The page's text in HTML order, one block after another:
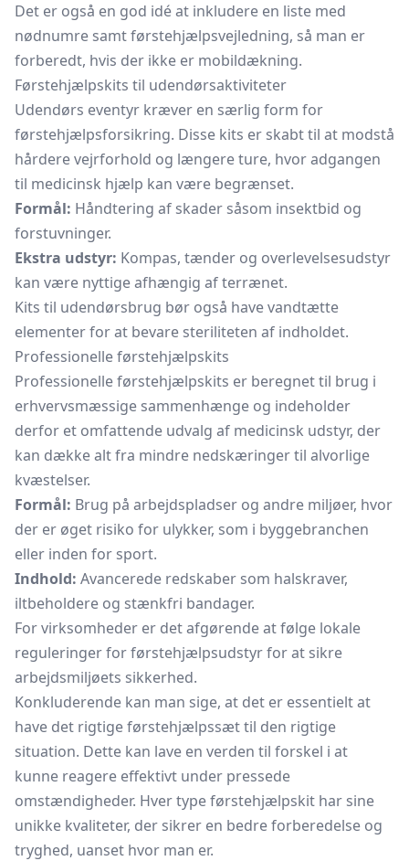
Det er også en god idé at inkludere en liste med
nødnumre samt førstehjælpsvejledning, så man er
forberedt, hvis der ikke er mobildækning.
Førstehjælpskits til udendørsaktiviteter
Udendørs eventyr kræver en særlig form for
førstehjælpsforsikring. Disse kits er skabt til at modstå
hårdere vejrforhold og længere ture, hvor adgangen
til medicinsk hjælp kan være begrænset.
Formål: Håndtering af skader såsom insektbid og
forstuvninger.
Ekstra udstyr: Kompas, tænder og overlevelsesudstyr
kan være nyttige afhængig af terrænet.
Kits til udendørsbrug bør også have vandtætte
elementer for at bevare steriliteten af indholdet.
Professionelle førstehjælpskits
Professionelle førstehjælpskits er beregnet til brug i
erhvervsmæssige sammenhænge og indeholder
derfor et omfattende udvalg af medicinsk udstyr, der
kan dække alt fra mindre nedskæringer til alvorlige
kvæstelser.
Formål: Brug på arbejdspladser og andre miljøer, hvor
der er øget risiko for ulykker, som i byggebranchen
eller inden for sport.
Indhold: Avancerede redskaber som halskraver,
iltbeholdere og stænkfri bandager.
For virksomheder er det afgørende at følge lokale
reguleringer for førstehjælpsudstyr for at sikre
arbejdsmiljøets sikkerhed.
Konkluderende kan man sige, at det er essentielt at
have det rigtige førstehjælpssæt til den rigtige
situation. Dette kan lave en verden til forskel i at
kunne reagere effektivt under pressede
omstændigheder. Hver type førstehjælpskit har sine
unikke kvaliteter, der sikrer en bedre forberedelse og
tryghed, uanset hvor man er.